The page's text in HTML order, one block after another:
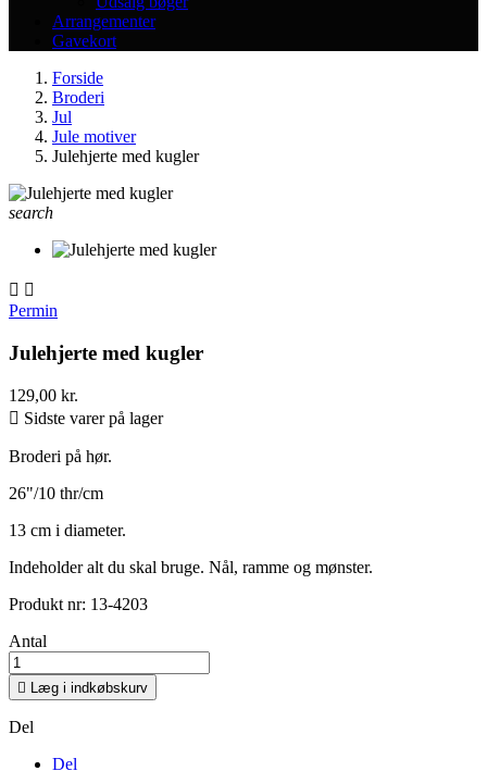
Arrangementer
Gavekort
Forside
Broderi
Jul
Jule motiver
Julehjerte med kugler
search
 
Permin
Julehjerte med kugler
129,00 kr.
 Sidste varer på lager
Broderi på hør.
26"/10 thr/cm
13 cm i diameter.
Indeholder alt du skal bruge. Nål, ramme og mønster.
Produkt nr: 13-4203
Antal
 Læg i indkøbskurv
Del
Del